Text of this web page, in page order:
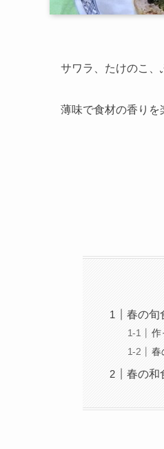
サワラ、たけのこ、
薄味で食材の香りを
春の旬
作
春
春の和